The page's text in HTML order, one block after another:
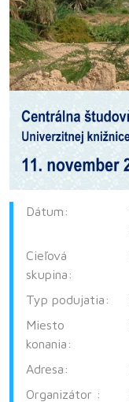
Dátum:
Cieľová
skupina:
Typ podujatia:
Miesto
konania:
Adresa:
Organizátor :